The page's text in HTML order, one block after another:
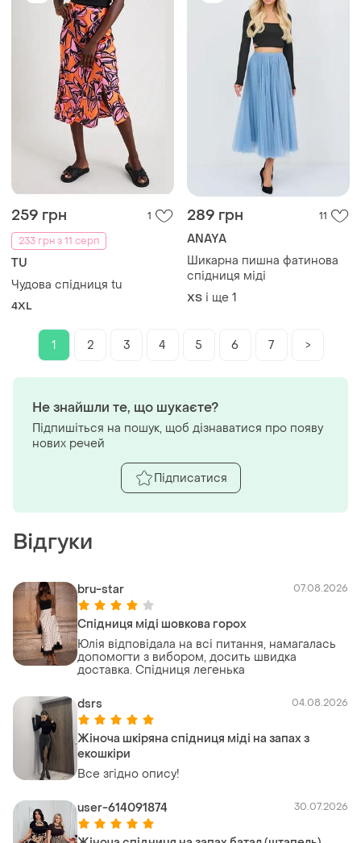
259 грн
1
233 грн з 11 серп
TU
Чудова спідниця tu
4XL
289 грн 11
ANAYA
Шикарна пишна фатинова
спідниця міді
ХS і ще 1
1 2 3 4 5 6 7 >
Відгуки
bru-star 07.08.2026
Спідниця міді шовкова горох
Юлія відповідала на всі питання, намагалась
допомогти з вибором, досить швидка
доставка. Спідниця легенька
dsrs 04.08.2026
Жіноча шкіряна спідниця міді на запах з
екошкіри
Все згідно опису!
user-614091874 30.07.2026
Не знайшли те, що шукаєте?
Підпишіться на пошук, щоб дізнаватися про появу
нових речей
Підписатися